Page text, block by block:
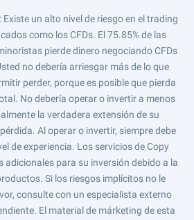
Existe un alto nivel de riesgo en el trading
como los CFDs. El 75.85% de las
pierde dinero negociando CFDs
no debería arriesgar más de lo que
perder, porque es posible que pierda
No debería operar o invertir a menos
la verdadera extensión de su
Al operar o invertir, siempre debe
de experiencia. Los servicios de Copy
adicionales para su inversión debido a la
Si los riesgos implícitos no le
consulte con un especialista externo
El material de márketing de esta